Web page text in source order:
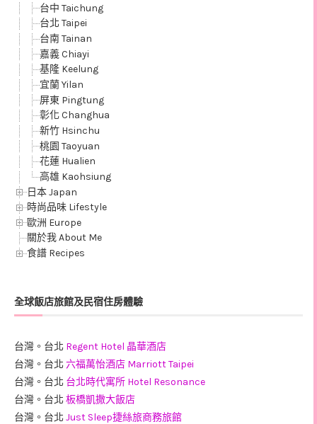
台中 Taichung
台北 Taipei
台南 Tainan
嘉義 Chiayi
基隆 Keelung
宜蘭 Yilan
屏東 Pingtung
彰化 Changhua
新竹 Hsinchu
桃園 Taoyuan
花蓮 Hualien
高雄 Kaohsiung
日本 Japan
時尚品味 Lifestyle
歐洲 Europe
關於我 About Me
食譜 Recipes
全球飯店旅館及民宿住房體驗
台灣。台北 Regent Hotel 晶華酒店
台灣。台北 六福萬怡酒店 Marriott Taipei
台灣。台北 台北時代寓所 Hotel Resonance
台灣。台北 板橋凱撒大飯店
台灣。台北 Just Sleep捷絲旅商務旅館